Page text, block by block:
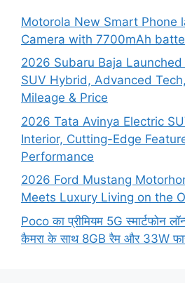
Motorola New Smart Phone
Camera with 7700mAh
2026 Subaru Baja
SUV Hybrid, Advanced
Mileage & Price
2026 Tata Avinya Electric
Interior, Cutting-Edge
Performance
2026 Ford Mustang
Meets Luxury Living on the
Poco का प्रीमियम 5G स्मार्टफोन
कैमरा के साथ 8GB रैम और 33W